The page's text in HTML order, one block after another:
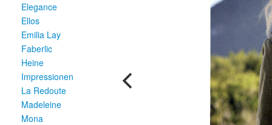
Elegance
Ellos
Emilia Lay
Faberlic
Heine
Impressionen
La Redoute
Madeleine
Mona